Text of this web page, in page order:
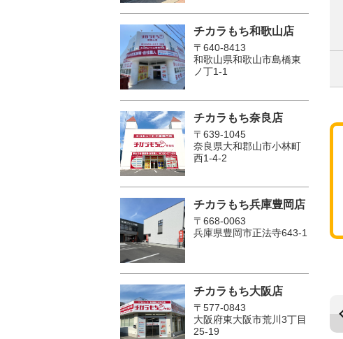
チカラもち和歌山店
〒640-8413
和歌山県和歌山市島橋東
ノ丁1-1
チカラもち奈良店
〒639-1045
奈良県大和郡山市小林町
西1-4-2
チカラもち兵庫豊岡店
〒668-0063
兵庫県豊岡市正法寺643-1
チカラもち大阪店
〒577-0843
大阪府東大阪市荒川3丁目
25-19